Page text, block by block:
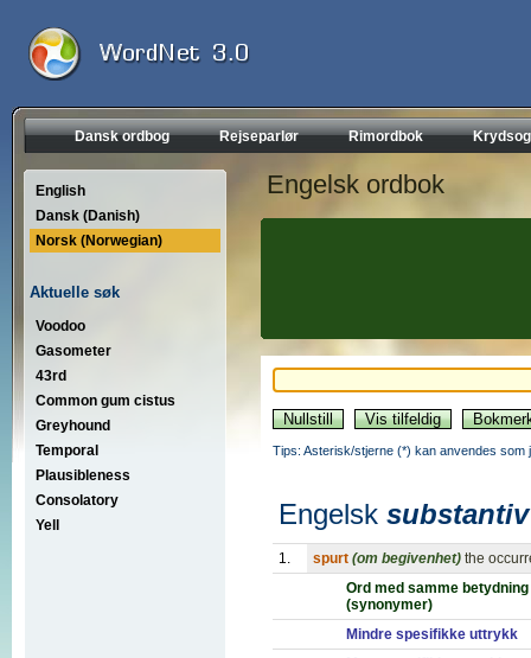
Dansk ordbog Rejseparlør Rimordbok
English
Dansk (Danish)
Norsk (Norwegian)
Aktuelle søk
Voodoo
Gasometer
43rd
Common gum cistus
Greyhound
Temporal
Plausibleness
Consolatory
Yell
Engelsk ordbok
Tips: Asterisk/stjerne (*) kan anvendes som
Engelsk substantiv
1. spurt (om begivenhet) the
Ord med samme betydning
(synonymer)
Mindre spesifikke uttrykk